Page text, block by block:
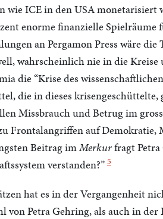
wie ICE in den USA monetarisiert
enorme finanzielle
an Pergamon Press wäre
wahrscheinlich nie in die Kreise
die “Krise des
die in dieses krisengeschüttelte,
Missbrauch und Betrug im
Frontalangriffen auf Demokratie,
Beitrag imMerkurfragt
verstanden?” 5
hat es in der Vergangenheit
von Petra Gehring, als auch in